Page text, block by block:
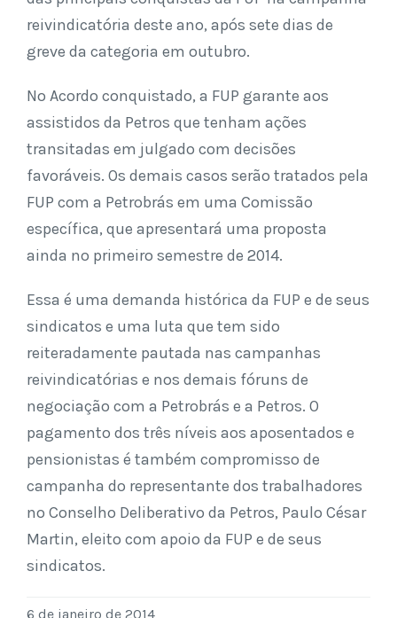
reivindicatória deste ano, após sete dias de
greve da categoria em outubro.
No Acordo conquistado, a FUP garante aos
assistidos da Petros que tenham ações
transitadas em julgado com decisões
favoráveis. Os demais casos serão tratados pela
FUP com a Petrobrás em uma Comissão
específica, que apresentará uma proposta
ainda no primeiro semestre de 2014.
Essa é uma demanda histórica da FUP e de seus
sindicatos e uma luta que tem sido
reiteradamente pautada nas campanhas
reivindicatórias e nos demais fóruns de
negociação com a Petrobrás e a Petros. O
pagamento dos três níveis aos aposentados e
pensionistas é também compromisso de
campanha do representante dos trabalhadores
no Conselho Deliberativo da Petros, Paulo César
Martin, eleito com apoio da FUP e de seus
sindicatos.
6 de janeiro de 2014